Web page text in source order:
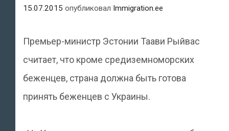
15.07.2015 опубликовал Immigration.ee
Премьер-министр Эстонии Таави Рыйвас
считает, что кроме средиземноморских
беженцев, страна должна быть готова
принять беженцев с Украины.